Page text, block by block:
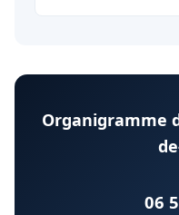
Organigramme
06